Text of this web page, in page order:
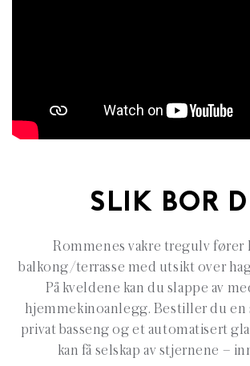
SLIK BOR
Rommenes vakre tregulv
balkong/terrasse med utsikt over
På kveldene kan du slappe av
hjemmekinoanlegg. Bestiller du en
privat basseng og et automatisert
kan få selskap av stjernene –